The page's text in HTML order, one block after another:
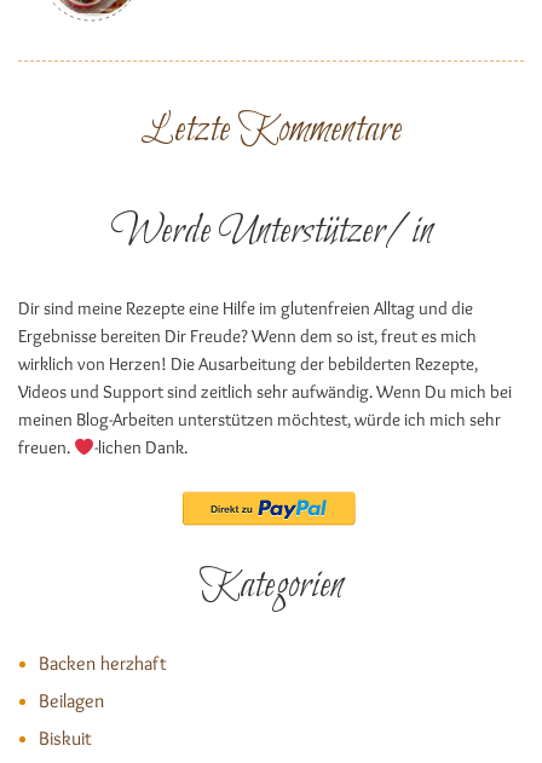
Letzte Kommentare
Werde Unterstützer/in
Dir sind meine Rezepte eine Hilfe im glutenfreien Alltag und die
Ergebnisse bereiten Dir Freude? Wenn dem so ist, freut es mich
wirklich von Herzen! Die Ausarbeitung der bebilderten Rezepte,
Videos und Support sind zeitlich sehr aufwändig. Wenn Du mich bei
meinen Blog-Arbeiten unterstützen möchtest, würde ich mich sehr
freuen.
-lichen Dank.
Kategorien
Backen herzhaft
Beilagen
Biskuit